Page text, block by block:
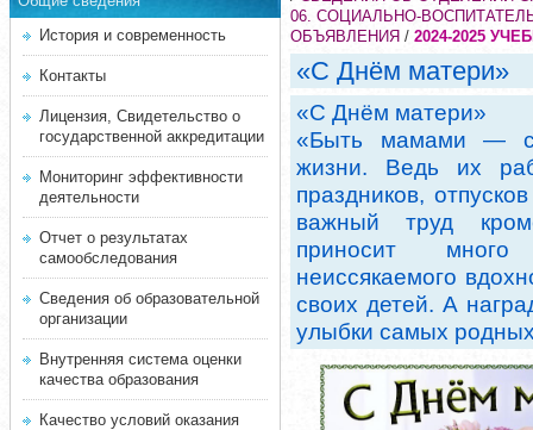
История и современность
Контакты
Лицензия, Свидетельство о
государственной аккредитации
Мониторинг эффективности
деятельности
Отчет о результатах
самообследования
Сведения об образовательной
организации
Внутренняя система оценки
качества образования
Качество условий оказания
06. СОЦИАЛЬНО-
ОБЪЯВЛЕНИЯ / 2024-2025
«С Днём матери»
«С Днём матери»
«Быть мамами —
жизни. Ведь их
праздников,
важный труд
приносит много
неиссякаемого
своих детей. А
улыбки самых